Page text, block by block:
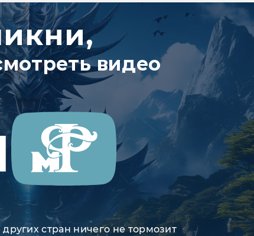
видео
стран ничего не тормозит